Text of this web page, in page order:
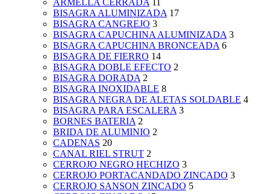
BISAGRA ALUMINIZADA 17
BISAGRA CANGREJO 3
BISAGRA CAPUCHINA ALUMINIZADA 3
BISAGRA CAPUCHINA BRONCEADA 6
BISAGRA DE FIERRO 14
BISAGRA DOBLE EFECTO 2
BISAGRA DORADA 2
BISAGRA INOXIDABLE 8
BISAGRA NEGRA DE ALETAS SOLDABLE 4
BISAGRA PARA ESCALERA 3
BORNES BATERIA 2
BRIDA DE ALUMINIO 2
CADENAS 20
CANAL RIEL STRUT 2
CERROJO NEGRO HECHIZO 3
CERROJO PORTACANDADO ZINCADO 3
CERROJO SANSON ZINCADO 5